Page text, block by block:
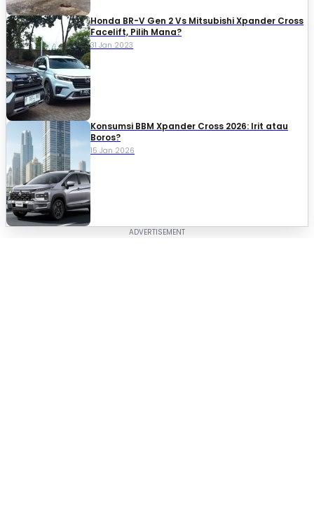
Honda BR-V Gen 2 Vs Mitsubishi Xpander Cross
Facelift, Pilih Mana?
31 Jan 2023
Konsumsi BBM Xpander Cross 2026: Irit atau
Boros?
15 Jan 2026